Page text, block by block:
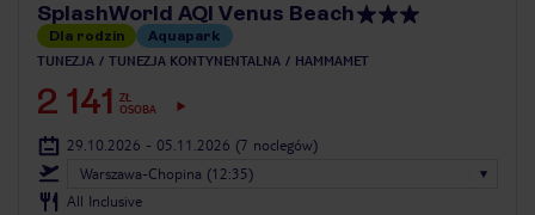
SplashWorld AQI Venus Beach
Dla rodzin Aquapark
TUNEZJA TUNEZJA KONTYNENTALNA HAMMAMET
2 141
ZŁ
OSOBA
29.10.2026 - 05.11.2026 (7 noclegów)
Warszawa-Chopina (12:35)
All Inclusive